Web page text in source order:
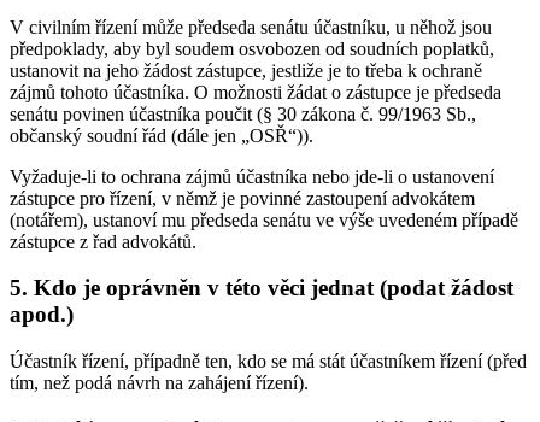
V civilním řízení může předseda senátu účastníku, u něhož jsou
předpoklady, aby byl soudem osvobozen od soudních poplatků,
ustanovit na jeho žádost zástupce, jestliže je to třeba k ochraně
zájmů tohoto účastníka. O možnosti žádat o zástupce je předseda
senátu povinen účastníka poučit (§ 30 zákona č. 99/1963 Sb.,
občanský soudní řád (dále jen „OSŘ“)).
Vyžaduje-li to ochrana zájmů účastníka nebo jde-li o ustanovení
zástupce pro řízení, v němž je povinné zastoupení advokátem
(notářem), ustanoví mu předseda senátu ve výše uvedeném případě
zástupce z řad advokátů.
5. Kdo je oprávněn v této věci jednat (podat žádost
apod.)
Účastník řízení, případně ten, kdo se má stát účastníkem řízení (před
tím, než podá návrh na zahájení řízení).